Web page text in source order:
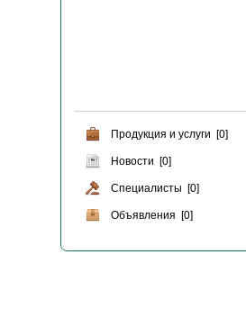
Продукция и услуги [0]
Новости [0]
Специалисты [0]
Объявления [0]